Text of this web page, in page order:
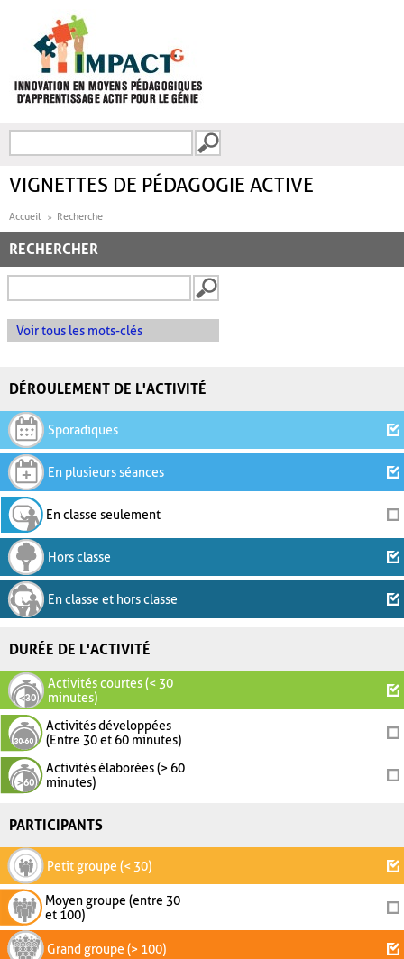
FORMULAIRE DE
VIGNETTES DE PÉDAGOGIE ACTIVE
Accueil Recherche
RECHERCHER
Voir tous les mots-clés
DÉROULEMENT DE L'ACTIVITÉ
Sporadiques
En plusieurs séances
En classe seulement
Hors classe
En classe et hors classe
DURÉE DE L'ACTIVITÉ
Activités courtes (< 30
minutes)
Activités développées
(Entre 30 et 60 minutes)
Activités élaborées (> 60
minutes)
PARTICIPANTS
Petit groupe (< 30)
Moyen groupe (entre 30
et 100)
Grand groupe (> 100)